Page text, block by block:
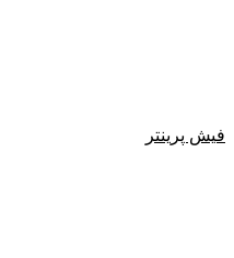
فیش پرینتر